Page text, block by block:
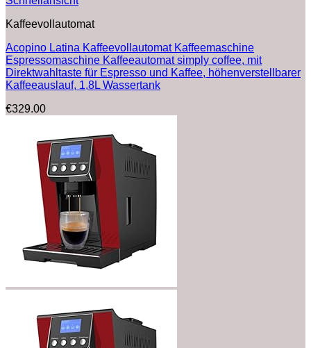
Kaffeevollautomat
Acopino Latina Kaffeevollautomat Kaffeemaschine
Espressomaschine Kaffeeautomat simply coffee, mit
Direktwahltaste für Espresso und Kaffee, höhenverstellbarer
Kaffeeauslauf, 1,8L Wassertank
€329.00